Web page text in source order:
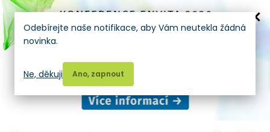
Odebírejte naše notifikace, aby Vám neutekla žádná
novinka.
Ano, zapnout
Ne, děkuji